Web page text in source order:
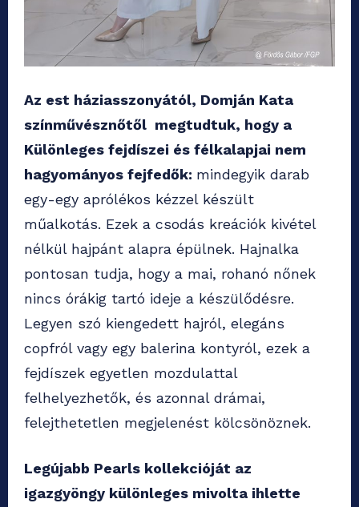
Az est háziasszonyától, Domján Kata
színművésznőtől megtudtuk, hogy a
Különleges fejdíszei és félkalapjai nem
hagyományos fejfedők: mindegyik darab
egy-egy aprólékos kézzel készült
műalkotás. Ezek a csodás kreációk kivétel
nélkül hajpánt alapra épülnek. Hajnalka
pontosan tudja, hogy a mai, rohanó nőnek
nincs órákig tartó ideje a készülődésre.
Legyen szó kiengedett hajról, elegáns
copfról vagy egy balerina kontyról, ezek a
fejdíszek egyetlen mozdulattal
felhelyezhetők, és azonnal drámai,
felejthetetlen megjelenést kölcsönöznek.
Legújabb Pearls kollekcióját az
igazgyöngy különleges mivolta ihlette